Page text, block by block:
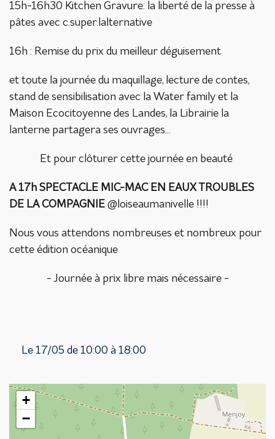
15h-16h30 Kitchen Gravure: la liberté de la presse à
pâtes avec c.super.lalternative
16h : Remise du prix du meilleur déguisement
et toute la journée du maquillage, lecture de contes,
stand de sensibilisation avec la Water family et la
Maison Ecocitoyenne des Landes, la Librairie la
lanterne partagera ses ouvrages...
Et pour clôturer cette journée en beauté
A 17h SPECTACLE MIC-MAC EN EAUX TROUBLES
DE LA COMPAGNIE @loiseaumanivelle !!!!
Nous vous attendons nombreuses et nombreux pour
cette édition océanique
- Journée à prix libre mais nécessaire -
Le 17/05 de 10:00 à 18:00
+
−